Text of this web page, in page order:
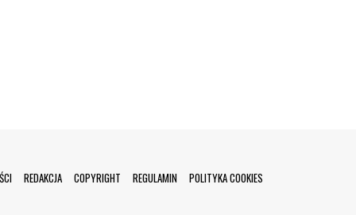
REDAKCJA COPYRIGHT REGULAMIN POLITYKA COOKIES